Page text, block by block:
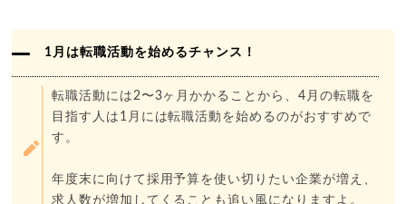
1月は転職活動を始めるチャンス！
転職活動には2〜3ヶ月かかることから、4月の転職を
目指す人は1月には転職活動を始めるのがおすすめで
す。
年度末に向けて採用予算を使い切りたい企業が増え、
求人数が増加してくることも追い風になりますよ。